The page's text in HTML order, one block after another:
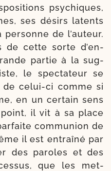
psy­chiques,
ses dési­rs latents
de l’au­teur.
de cette sorte d’en­
par­tie à la sug­
le spec­ta­teur se
celui-​ci comme si
en un cer­tain sens
il vit à sa place
com­mu­nion de
il est entraî­né par
des paroles et des
que les met­